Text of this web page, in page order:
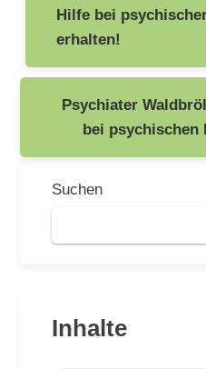
Hilfe bei
erhalten!
Psychiater
bei psychischen
Suchen
Inhalte